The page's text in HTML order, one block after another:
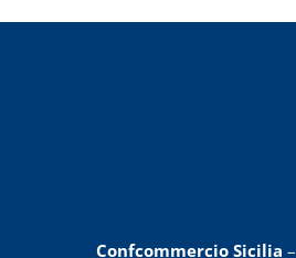
Confcommercio Sicilia